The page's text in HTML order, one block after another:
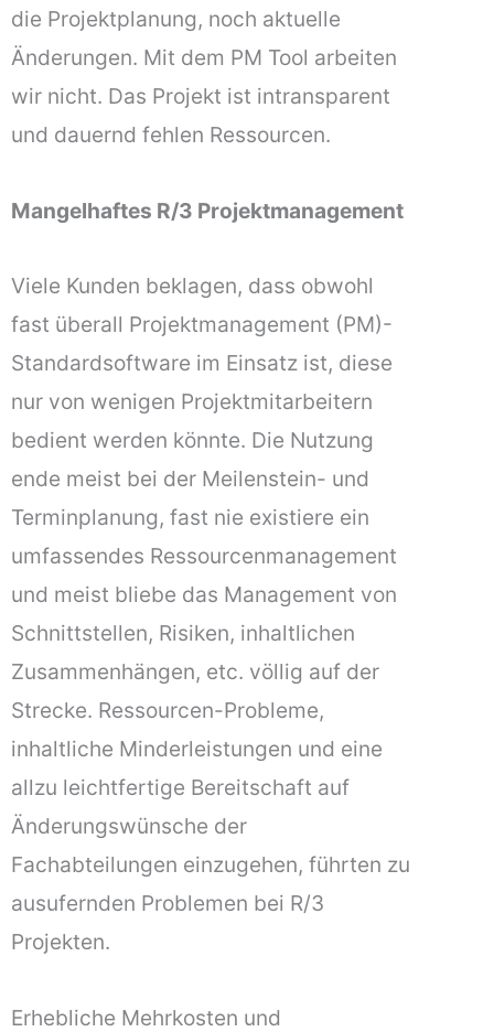
die Projektplanung, noch aktuelle
Änderungen. Mit dem PM Tool arbeiten
wir nicht. Das Projekt ist intransparent
und dauernd fehlen Ressourcen.
Mangelhaftes R/3 Projektmanagement
Viele Kunden beklagen, dass obwohl
fast überall Projektmanagement (PM)-
Standardsoftware im Einsatz ist, diese
nur von wenigen Projektmitarbeitern
bedient werden könnte. Die Nutzung
ende meist bei der Meilenstein- und
Terminplanung, fast nie existiere ein
umfassendes Ressourcenmanagement
und meist bliebe das Management von
Schnittstellen, Risiken, inhaltlichen
Zusammenhängen, etc. völlig auf der
Strecke. Ressourcen-Probleme,
inhaltliche Minderleistungen und eine
allzu leichtfertige Bereitschaft auf
Änderungswünsche der
Fachabteilungen einzugehen, führten zu
ausufernden Problemen bei R/3
Projekten.
Erhebliche Mehrkosten und